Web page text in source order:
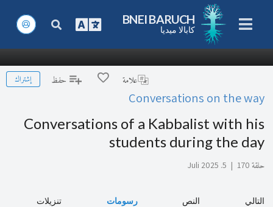
BNEI BARUCH
كابالا ميديا
علامة حفظ إشتراك
Conversations on the way
Conversations of a Kabbalist with his
students during the day
حلقة 170 |
5. Juli 2025
التالي النص رسومات تنزيلات